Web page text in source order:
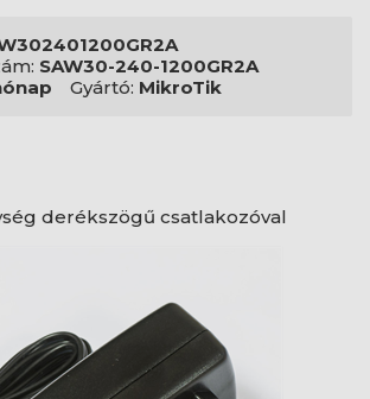
SAW30-240-1200GR2A
Gyártó: MikroTik
derékszögű csatlakozóval